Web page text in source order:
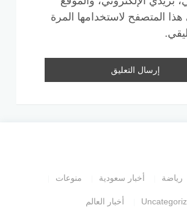
هذا المتصفح لاستخدامها المرة
رياضة أخبار سعودية منوعات
أخبار العالم